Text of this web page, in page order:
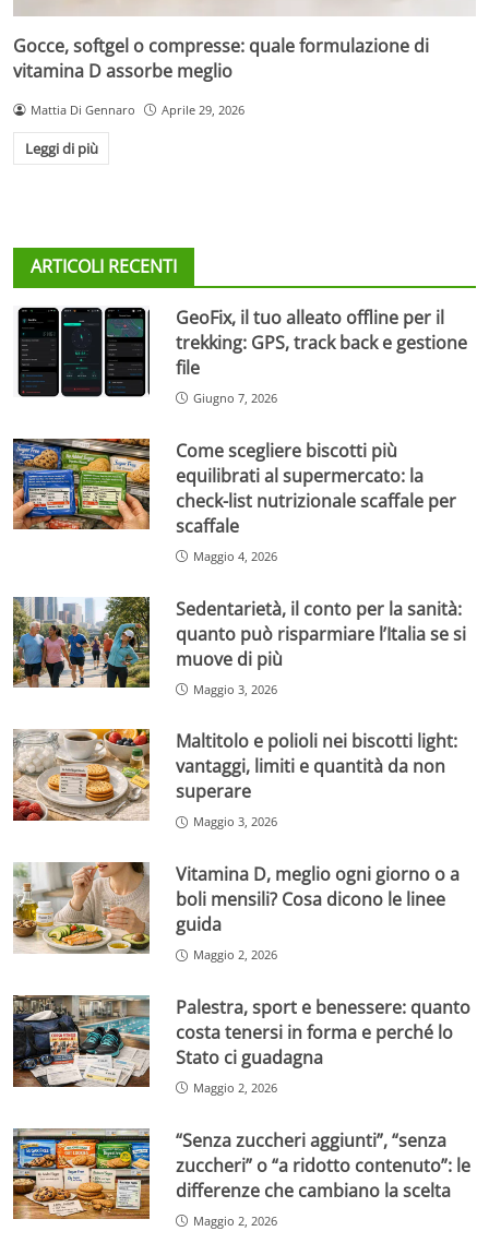
Gocce, softgel o compresse: quale formulazione di
vitamina D assorbe meglio
Mattia Di Gennaro Aprile 29, 2026
Leggi di più
ARTICOLI RECENTI
GeoFix, il tuo alleato offline per il
trekking: GPS, track back e gestione
file
Giugno 7, 2026
Come scegliere biscotti più
equilibrati al supermercato: la
check-list nutrizionale scaffale per
scaffale
Maggio 4, 2026
Sedentarietà, il conto per la sanità:
quanto può risparmiare l’Italia se si
muove di più
Maggio 3, 2026
Maltitolo e polioli nei biscotti light:
vantaggi, limiti e quantità da non
superare
Maggio 3, 2026
Vitamina D, meglio ogni giorno o a
boli mensili? Cosa dicono le linee
guida
Maggio 2, 2026
Palestra, sport e benessere: quanto
costa tenersi in forma e perché lo
Stato ci guadagna
Maggio 2, 2026
“Senza zuccheri aggiunti”, “senza
zuccheri” o “a ridotto contenuto”: le
differenze che cambiano la scelta
Maggio 2, 2026